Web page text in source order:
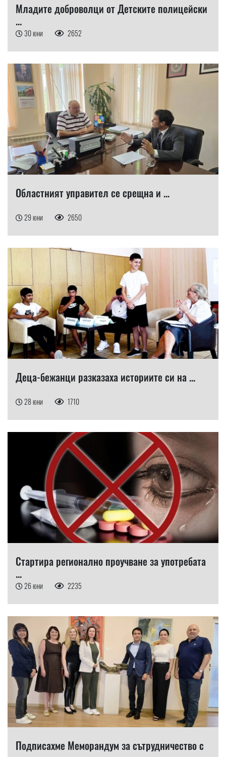
Младите доброволци от Детските полицейски
...
30 юни 2652
Областният управител се срещна и ...
29 юни 2650
Деца-бежанци разказаха историите си на ...
28 юни 1710
Стартира регионално проучване за употребата
...
26 юни 2235
Подписахме Меморандум за сътрудничество с